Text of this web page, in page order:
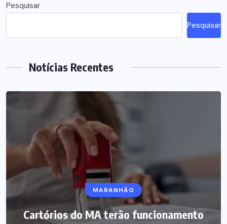
Pesquisar
Pesquisar
Notícias Recentes
MARANHÃO
Cartórios do MA terão funcionamento
POLÍTICA
PF encontra foto de Lira, Ramagem e
aliados em piscina com investigado no